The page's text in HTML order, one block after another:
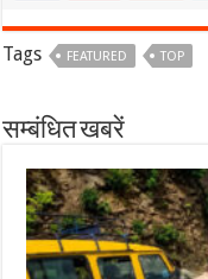
Tags FEATURED TOP
सम्बंधित खबरें